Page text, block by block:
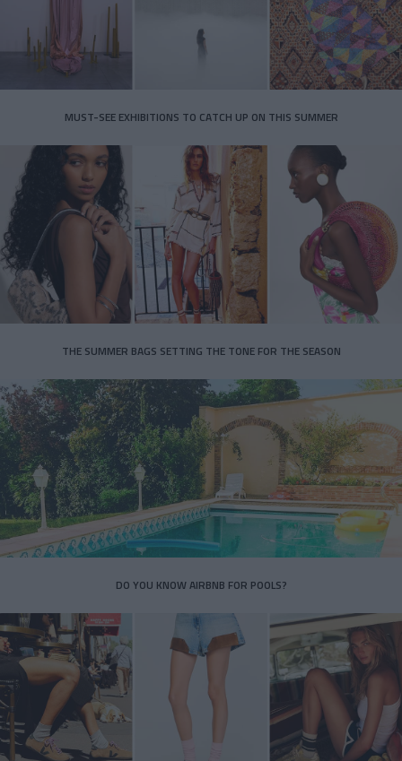
MUST-SEE EXHIBITIONS TO CATCH UP ON THIS SUMMER
THE SUMMER BAGS SETTING THE TONE FOR THE SEASON
DO YOU KNOW AIRBNB FOR POOLS?